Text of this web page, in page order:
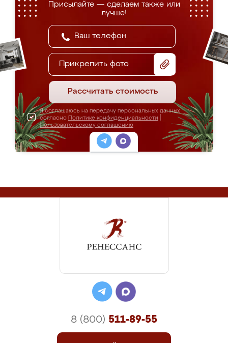
Присылайте — сделаем также или
лучше!
Прикрепить фото
Рассчитать стоимость
Я соглашаюсь на передачу персональных данных
согласно Политике конфиденциальности
Пользовательскому соглашению
8 (800) 511-89-55